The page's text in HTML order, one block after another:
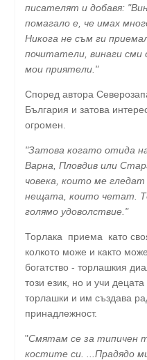
писателят и добавя:
помагало е, че имах
Никога не съм ги
почитатели, винаги сми
мои приятели."
Според автора
България и затова
огромен.
"Затова когато отида
Варна, Пловдив или
човека, които ме гледат
нещата, които четат.
голямо удоволствие."
Торлака приема като
колкото може и както
богатство - торлашкия
този език, но и учи
торлашки и им създава
принадлежност.
"Смятам се за типичен
костите си. ...Прадядо